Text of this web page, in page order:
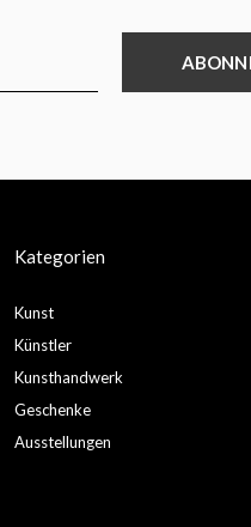
Kategorien
Kunst
Künstler
Kunsthandwerk
Geschenke
Ausstellungen